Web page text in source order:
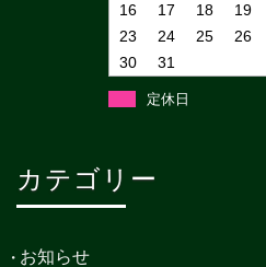
16
17 18 19
23
24 25 26
30
31
定休日
カテゴリー
お知らせ